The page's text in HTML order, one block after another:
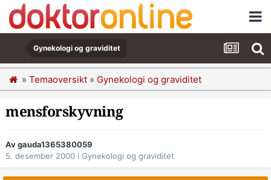
Gynekologi og graviditet
» Temaoversikt » Gynekologi og graviditet
mensforskyvning
Av gauda1365380059
5. desember 2000 i Gynekologi og graviditet